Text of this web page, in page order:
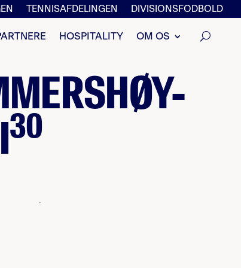
TENNISAFDELINGEN DIVISIONSFODBOLD
HOSPITALITY OM OS
30